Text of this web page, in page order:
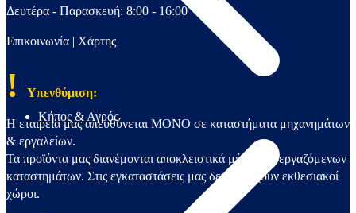
Κήπος & Αγρός
Δευτέρα - Παρασκευή: 8:00 - 16:00
Επικοινωνία | Χάρτης
! Υπενθύμιση:
Η εταιρεία μας απευθύνεται ΜΟΝΟ σε καταστήματα μηχανημάτων
& εργαλείων.
Τα προϊόντα μας διανέμονται αποκλειστικά μέσω συνεργαζόμενων
καταστημάτων. Στις εγκαταστάσεις μας δεν υπάρχουν εκθεσιακοί
χώροι.